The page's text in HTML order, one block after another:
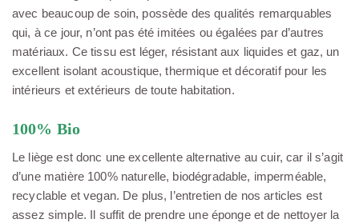
avec beaucoup de soin, possède des qualités remarquables
qui, à ce jour, n’ont pas été imitées ou égalées par d’autres
matériaux. Ce tissu est léger, résistant aux liquides et gaz, un
excellent isolant acoustique, thermique et décoratif pour les
intérieurs et extérieurs de toute habitation.
100% Bio
Le liège est donc une excellente alternative au cuir, car il s’agit
d’une matière 100% naturelle, biodégradable, imperméable,
recyclable et vegan. De plus, l’entretien de nos articles est
assez simple. Il suffit de prendre une éponge et de nettoyer la